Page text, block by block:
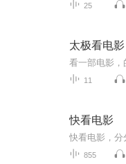
25
太极看电影
11
快看电影
快看电影，分
855